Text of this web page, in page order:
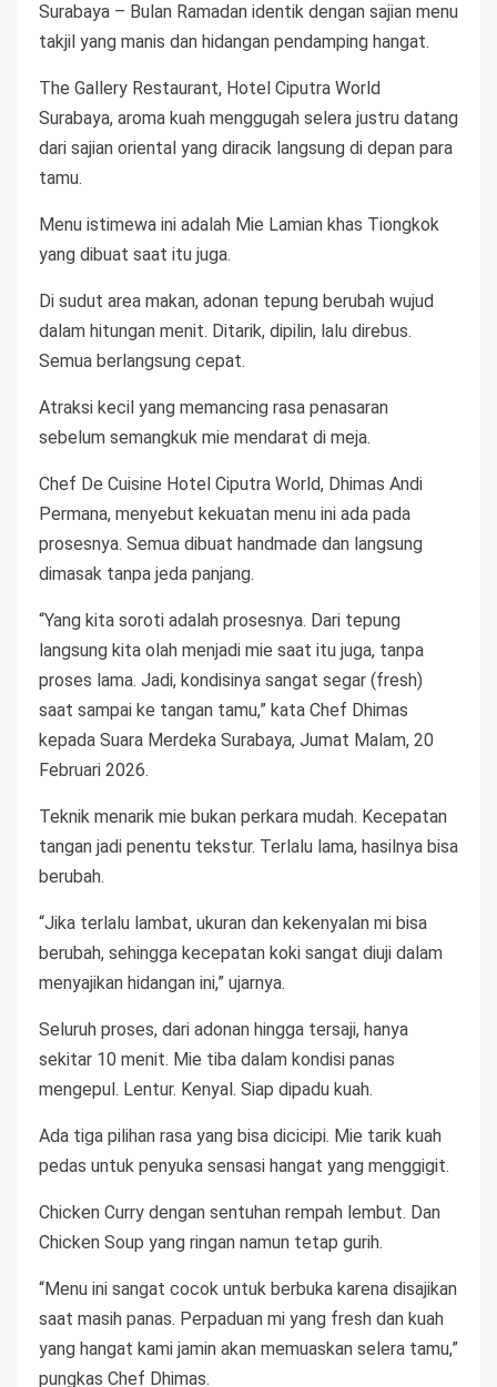
Surabaya – Bulan Ramadan identik dengan sajian menu
takjil yang manis dan hidangan pendamping hangat.
The Gallery Restaurant, Hotel Ciputra World
Surabaya, aroma kuah menggugah selera justru datang
dari sajian oriental yang diracik langsung di depan para
tamu.
Menu istimewa ini adalah Mie Lamian khas Tiongkok
yang dibuat saat itu juga.
Di sudut area makan, adonan tepung berubah wujud
dalam hitungan menit. Ditarik, dipilin, lalu direbus.
Semua berlangsung cepat.
Atraksi kecil yang memancing rasa penasaran
sebelum semangkuk mie mendarat di meja.
Chef De Cuisine Hotel Ciputra World, Dhimas Andi
Permana, menyebut kekuatan menu ini ada pada
prosesnya. Semua dibuat handmade dan langsung
dimasak tanpa jeda panjang.
“Yang kita soroti adalah prosesnya. Dari tepung
langsung kita olah menjadi mie saat itu juga, tanpa
proses lama. Jadi, kondisinya sangat segar (fresh)
saat sampai ke tangan tamu,” kata Chef Dhimas
kepada Suara Merdeka Surabaya, Jumat Malam, 20
Februari 2026.
Teknik menarik mie bukan perkara mudah. Kecepatan
tangan jadi penentu tekstur. Terlalu lama, hasilnya bisa
berubah.
“Jika terlalu lambat, ukuran dan kekenyalan mi bisa
berubah, sehingga kecepatan koki sangat diuji dalam
menyajikan hidangan ini,” ujarnya.
Seluruh proses, dari adonan hingga tersaji, hanya
sekitar 10 menit. Mie tiba dalam kondisi panas
mengepul. Lentur. Kenyal. Siap dipadu kuah.
Ada tiga pilihan rasa yang bisa dicicipi. Mie tarik kuah
pedas untuk penyuka sensasi hangat yang menggigit.
Chicken Curry dengan sentuhan rempah lembut. Dan
Chicken Soup yang ringan namun tetap gurih.
“Menu ini sangat cocok untuk berbuka karena disajikan
saat masih panas. Perpaduan mi yang fresh dan kuah
yang hangat kami jamin akan memuaskan selera tamu,”
pungkas Chef Dhimas.